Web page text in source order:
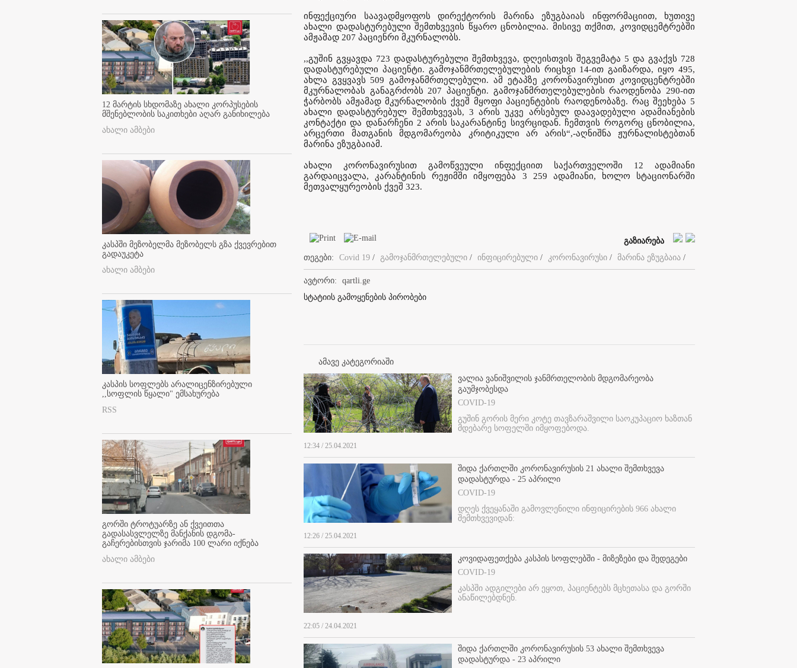
12 მარტის სხდომაზე ახალი კორპუსების
მშენებლობის საკითხები აღარ განიხილება
ახალი ამბები
კასპში მეზობელმა მეზობელს გზა ქვევრებით
გადაუკეტა
ახალი ამბები
კასპის სოფლებს არალიცენზირებული
,,სოფლის წყალი" ემსახურება
RSS
გორში ტროტუარზე ან ქვეითთა
გადასასვლელზე მანქანის დგომა-
გაჩერებისთვის ჯარიმა 100 ლარი იქნება
ახალი ამბები
ინფექციური საავადმყოფოს დირექტორის მარინა ეზუგბაიას ინფორმაციით, ხუთივე
ახალი დადასტურებული შემთხვევის წყარო ცნობილია. მისივე თქმით, კოვიდცემტრებში
ამჟამად 207 პაციენრი მკურნალობს.
,,გუშინ გვყავდა 723 დადასტურებული შემთხვევა, დღეისთვის შეგვემატა 5 და გვაქვს 728
დადასტურებული პაციენტი. გამოჯანმრთელებულების რიცხვი 14-ით გაიზარდა, იყო 495,
ახლა გვყვავს 509 გამოჯანმრთელებული. ამ ეტაპზე კორონავირუსით კოვიდცენტრებში
მკურნალობას განაგრძობს 207 პაციენტი. გამოჯანმრთელებულების რაოდენობა 290-ით
ჭარბობს ამჟამად მკურნალობის ქვეშ მყოფი პაციენტების რაოდენობაზე. რაც შეეხება 5
ახალი დადასტურებულ შემთხვევას, 3 არის უკვე არსებულ დაავადებული ადამიანების
კონტაქტი და დანარჩენი 2 არის საკარანტინე სივრციდან. ჩემთვის როგორც ცნობილია,
არცერთი მათგანის მდგომარეობა კრიტიკული არ არის“,-აღნიშნა ჟურნალისტებთან
მარინა ეზუგბაიამ.
ახალი კორონავირუსით გამოწვეული ინფექციით საქართველოში 12 ადამიანი
გარდაიცვალა, კარანტინის რეჟიმში იმყოფება 3 259 ადამიანი, ხოლო სტაციონარში
მეთვალყურეობის ქვეშ 323.
გაზიარება
თეგები:
Covid 19 / გამოჯანმრთელებული / ინფიცირებული / კორონავირუსი / მარინა ეზუგბაია /
ავტორი:
qartli.ge
სტატიის გამოყენების პირობები
ამავე კატეგორიაში
ვალია ვანიშვილის ჯანმრთელობის მდგომარეობა
გაუმჯობესდა
COVID-19
გუშინ გორის მერი კოტე თავზარაშვილი საოკუპაციო ხაზთან
მდებარე სოფელში იმყოფებოდა.
12:34 / 25.04.2021
შიდა ქართლში კორონავირუსის 21 ახალი შემთხვევა
დადასტურდა - 25 აპრილი
COVID-19
დღეს ქვეყანაში გამოვლენილი ინფიცირების 966 ახალი
შემთხვევიდან:
12:26 / 25.04.2021
კოვიდაფეთქება კასპის სოფლებში - მიზეზები და შედეგები
COVID-19
კასპში ადგილები არ ეყოთ, პაციენტებს მცხეთასა და გორში
ანაწილებდნენ.
22:05 / 24.04.2021
შიდა ქართლში კორონავირუსის 53 ახალი შემთხვევა
დადასტურდა - 23 აპრილი